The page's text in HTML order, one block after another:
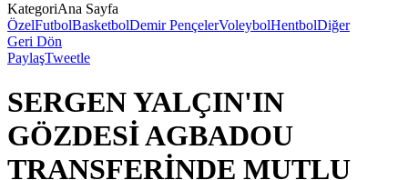
KategoriAna Sayfa
ÖzelFutbolBasketbolDemir PençelerVoleybolHentbolDiğer
Geri Dön
PaylaşTweetle
SERGEN YALÇIN'IN
GÖZDESİ AGBADOU
TRANSFERİNDE MUTLU